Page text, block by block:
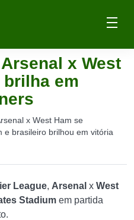
x West
em
x West Ham se
e brasileiro brilhou em vitória
League, Arsenal x West
Stadium em partida